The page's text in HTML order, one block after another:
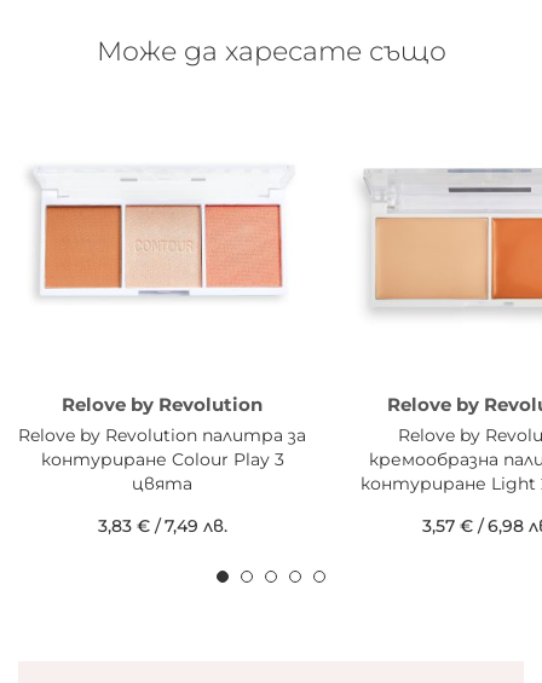
Може да харесате също
Relove by Revolution
Relove by Revolution палитра за
контуриране Colour Play 3
цвята
3,83 €/7,49 лв.
Relove by
Relove by
кремообразна
контуриране Light
3,57 € /6,98